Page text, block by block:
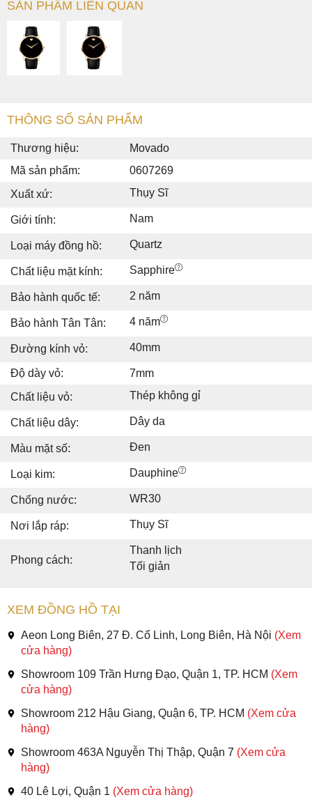
SẢN PHẨM LIÊN QUAN
THÔNG SỐ SẢN PHẨM
Thương hiệu:
Movado
Mã sản phẩm:
0607269
Xuất xứ:
Thụy Sĩ
Giới tính: Nam
Loại máy đồng hồ: Quartz
Chất liệu mặt kính: Sapphire
Bảo hành quốc tế: 2 năm
Bảo hành Tân Tân: 4 năm
Đường kính vỏ: 40mm
Độ dày vỏ:
7mm
Chất liệu vỏ:
Thép không gỉ
Chất liệu dây: Dây da
Màu mặt số: Đen
Loại kim: Dauphine
Chống nước: WR30
Nơi lắp ráp: Thụy Sĩ
Phong cách:
Thanh lịch
Tối giản
XEM ĐỒNG HỒ TẠI
Aeon Long Biên, 27 Đ. Cổ Linh, Long Biên, Hà Nội (Xem
cửa hàng)
Showroom 109 Trần Hưng Đạo, Quận 1, TP. HCM (Xem
cửa hàng)
Showroom 212 Hậu Giang, Quận 6, TP. HCM (Xem cửa
hàng)
Showroom 463A Nguyễn Thị Thập, Quận 7 (Xem cửa
hàng)
40 Lê Lợi, Quận 1 (Xem cửa hàng)